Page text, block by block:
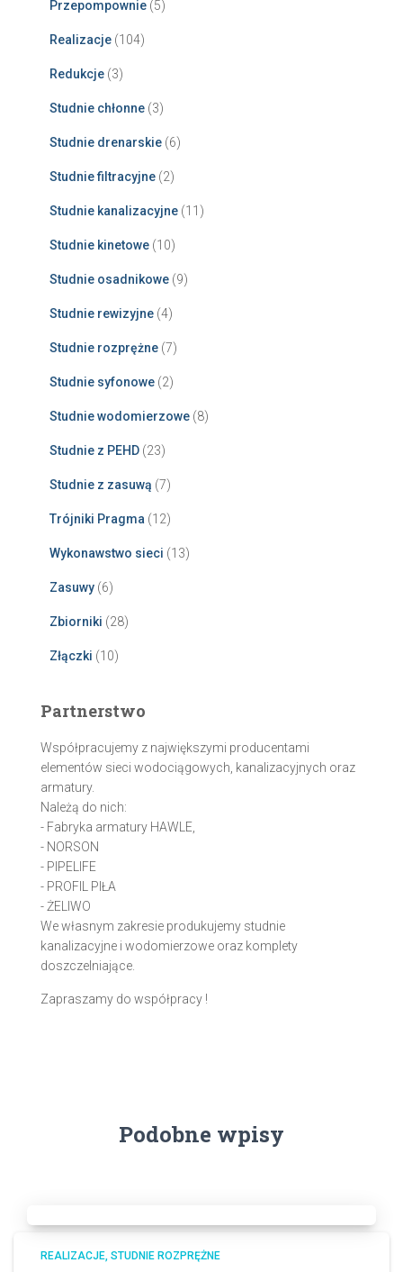
Przepompownie (5)
Realizacje (104)
Redukcje (3)
Studnie chłonne (3)
Studnie drenarskie (6)
Studnie filtracyjne (2)
Studnie kanalizacyjne (11)
Studnie kinetowe (10)
Studnie osadnikowe (9)
Studnie rewizyjne (4)
Studnie rozprężne (7)
Studnie syfonowe (2)
Studnie wodomierzowe (8)
Studnie z PEHD (23)
Studnie z zasuwą (7)
Trójniki Pragma (12)
Wykonawstwo sieci (13)
Zasuwy (6)
Zbiorniki (28)
Złączki (10)
Partnerstwo
Współpracujemy z największymi producentami
elementów sieci wodociągowych, kanalizacyjnych oraz
armatury.
Należą do nich:
- Fabryka armatury HAWLE,
- NORSON
- PIPELIFE
- PROFIL PIŁA
- ŻELIWO
We własnym zakresie produkujemy studnie
kanalizacyjne i wodomierzowe oraz komplety
doszczelniające.
Zapraszamy do współpracy !
Podobne wpisy
REALIZACJE STUDNIE ROZPRĘŻNE